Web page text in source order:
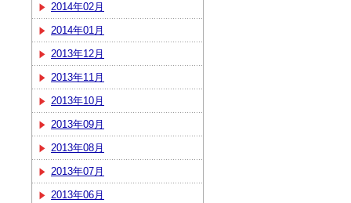
2014年02月
2014年01月
2013年12月
2013年11月
2013年10月
2013年09月
2013年08月
2013年07月
2013年06月